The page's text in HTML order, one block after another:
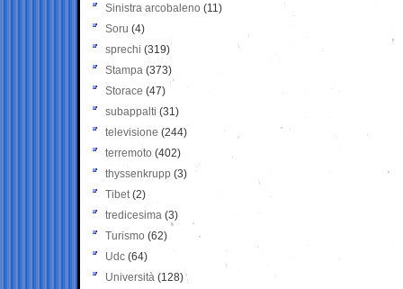
Sinistra arcobaleno (11)
Soru (4)
sprechi (319)
Stampa (373)
Storace (47)
subappalti (31)
televisione(244)
terremoto (402)
thyssenkrupp (3)
Tibet(2)
tredicesima (3)
Turismo (62)
Udc (64)
Università (128)